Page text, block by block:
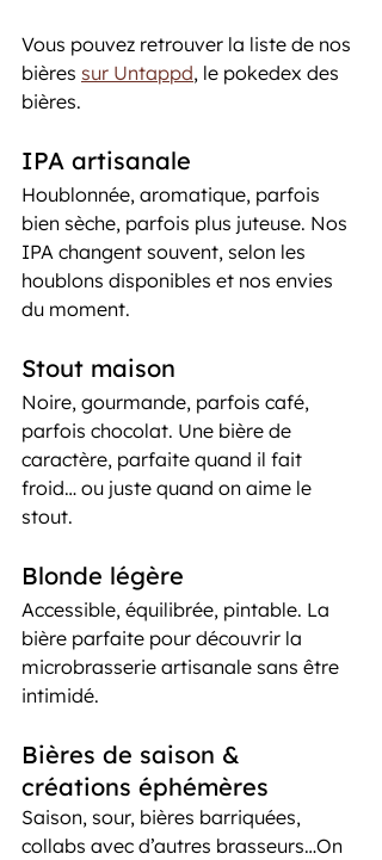
Vous pouvez retrouver la liste de nos
bières sur Untappd, le pokedex des
bières.
IPA artisanale
Houblonnée, aromatique, parfois
bien sèche, parfois plus juteuse. Nos
IPA changent souvent, selon les
houblons disponibles et nos envies
du moment.
Stout maison
Noire, gourmande, parfois café,
parfois chocolat. Une bière de
caractère, parfaite quand il fait
froid… ou juste quand on aime le
stout.
Blonde légère
Accessible, équilibrée, pintable. La
bière parfaite pour découvrir la
microbrasserie artisanale sans être
intimidé.
Bières de saison &
créations éphémères
Saison, sour, bières barriquées,
collabs avec d’autres brasseurs…On